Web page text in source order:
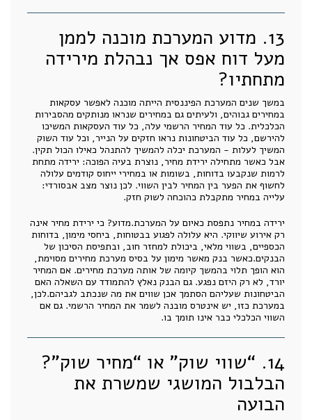
13. מדוע המערכת מוכנה לממן
מעל דוח אפס אך נבהלת מירידה
מתחתיו?
במשך שנים המערכת הפיננסית הייתה מוכנה לאפשר עסקאות
במחירים גבוהים, ולעיתים גם במחירים שנראו מנותקים מהסבירות
הכלכלית. כל עוד המחיר הרשמי עלה, כל עוד העסקאות המשיכו
להירשם, כל עוד הביטחונות נראו חזקים על הנייר, וכל עוד השוק
המשיך לעלות - המערכת יכלה להמשיך להתנהל כאילו הכול תקין.
אבל כאשר מתחילה ירידת מחיר, נוצרת בעיה הפוכה: ירידה מתחת
לרמות שנקבעו בדוחות, בשומות או במחירי ייחוס קודמים עלולה
לחשוף את הפער בין המחיר לבין השווי. לכן נוצר מצב אבסורדי:
עלייה במחיר מתקבלת כהוכחה לשוק חזק.
ירידה במחיר נתפסת כאיום על המערכת.מדוע? כי ירידת מחיר אינה
רק אירוע שיווקי. היא עלולה לפגוע בבטוחות, ביחסי מימון, בדוחות
הכספיים, בשווי מלאי, ביכולת למחזר חוב, ובתפיסת הסיכון של
הבנקים.כאשר בנק מאשר מימון על בסיס מערכת מחירים מסוימת,
הוא הופך תלוי בהמשך קיומה של אותה מערכת מחירים. אם המחיר
יורד, לא רק היזם נפגע. גם הבנק נאלץ להתמודד עם השאלה האם
הביטחונות שעליהם הסתמך אכן שווים את מה שנכתב לגביהם.לכן,
במערכת כזו, יש אינטרס מובנה לשמר את המחיר הרשמי. גם אם
השווי הכלכלי כבר אינו תומך בו.
14. “שווי שוק” או “מחיר שוק”?
הבלבול המושגי שמשרת את
הבועה